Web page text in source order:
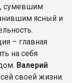
сумевшим
ясный и
– главная
на себя
Валерий
своей жизни.